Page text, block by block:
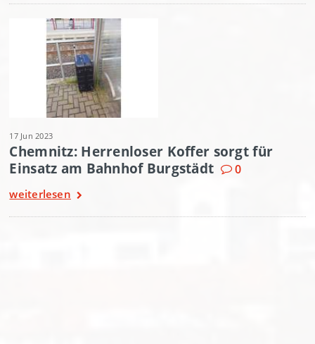
17 Jun 2023
Chemnitz: Herrenloser Koffer sorgt für
Einsatz am Bahnhof Burgstädt
0
weiterlesen